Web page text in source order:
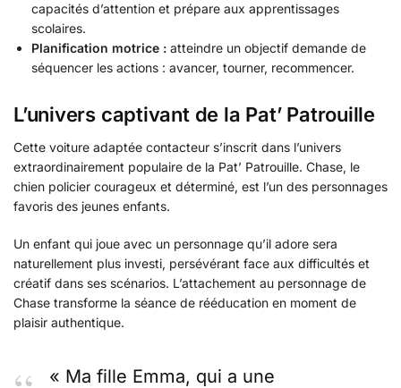
capacités d’attention et prépare aux apprentissages
scolaires.
Planification motrice : atteindre un objectif demande de
séquencer les actions : avancer, tourner, recommencer.
L’univers captivant de la Pat’ Patrouille
Cette voiture adaptée contacteur s’inscrit dans l’univers
extraordinairement populaire de la Pat’ Patrouille. Chase, le
chien policier courageux et déterminé, est l’un des personnages
favoris des jeunes enfants.
Un enfant qui joue avec un personnage qu’il adore sera
naturellement plus investi, persévérant face aux difficultés et
créatif dans ses scénarios. L’attachement au personnage de
Chase transforme la séance de rééducation en moment de
plaisir authentique.
« Ma fille Emma, qui a une